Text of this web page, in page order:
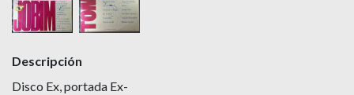
Descripción
Disco Ex, portada Ex-